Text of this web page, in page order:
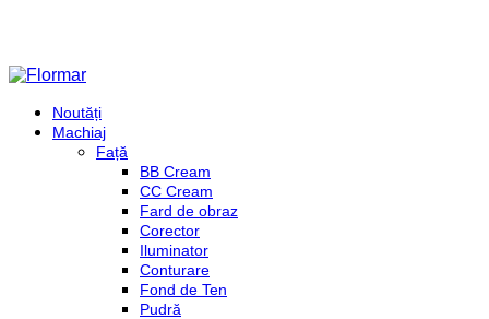
Noutăți
Machiaj
Față
BB Cream
CC Cream
Fard de obraz
Corector
Iluminator
Conturare
Fond de Ten
Pudră